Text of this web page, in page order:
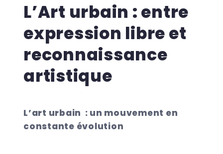
L’Art urbain : entre
expression libre et
reconnaissance
artistique
L’art urbain : un mouvement en
constante évolution